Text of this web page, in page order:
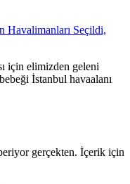
Havalimanları Seçildi,
için elimizden geleni
İstanbul havaalanı
gerçekten. İçerik için